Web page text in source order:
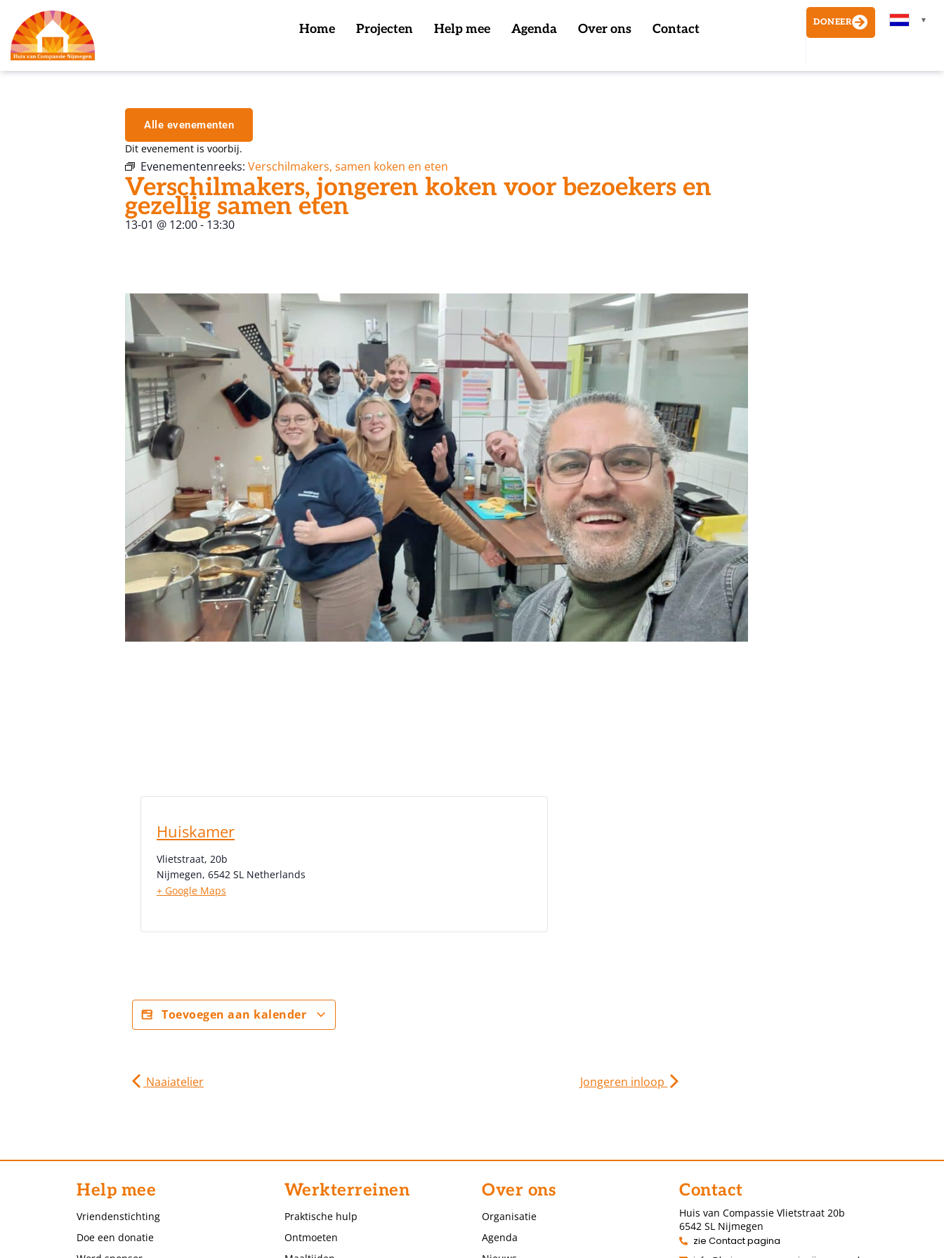
Home Projecten Help mee Agenda Over ons Contact DONEER ▼
Alle evenementen
Dit evenement is voorbij.
Evenementenreeks: Verschilmakers, samen koken en eten
Verschilmakers, jongeren koken voor bezoekers en
gezellig samen eten
13-01 @ 12:00- 13:30
Huiskamer
Vlietstraat, 20b
Nijmegen, 6542 SL Netherlands
+ Google Maps
Toevoegen aan kalender
Naaiatelier Jongeren inloop
Help mee
Vriendenstichting
Doe een donatie
Werkterreinen
Praktische hulp
Ontmoeten
Over ons
Organisatie
Agenda
Contact
Huis van Compassie Vlietstraat 20b
6542 SL Nijmegen
zie Contact pagina